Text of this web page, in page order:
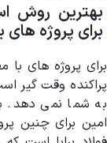
بهترین روش
برای پروژه های
برای پروژه های با
پراکنده وقت گیر
به شما نمی دهد.
امین برای چنین